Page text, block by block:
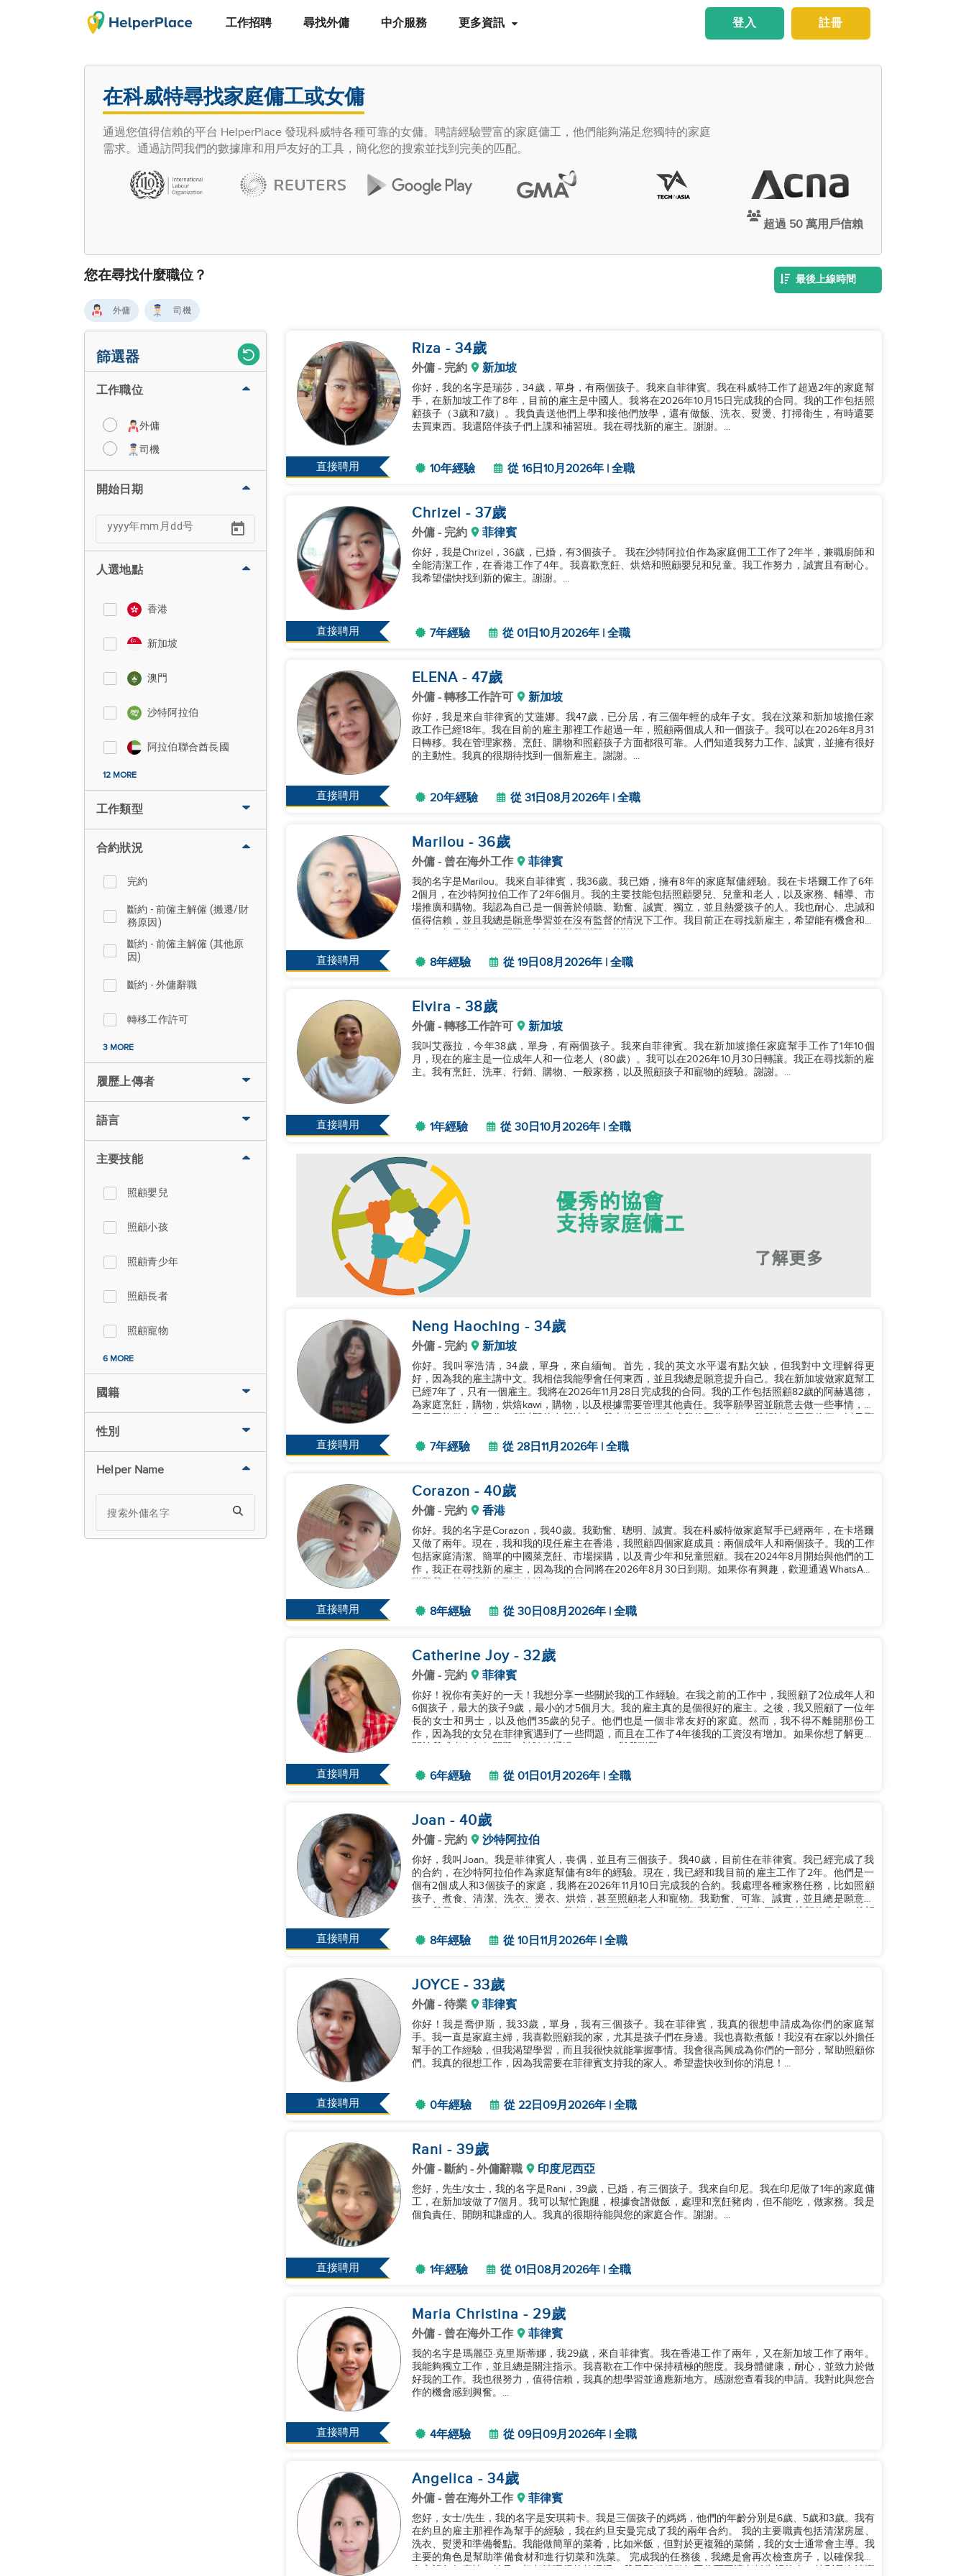
工作招聘 尋找外傭 中介服務 更多資訊 註冊
登入
在科威特尋找家庭傭工或女傭
通過您值得信賴的平台 HelperPlace 發現科威特各種可靠的女傭。聘請經驗豐富的家庭傭工，他們能夠滿足您獨特的家庭
需求。通過訪問我們的數據庫和用戶友好的工具，簡化您的搜索並找到完美的匹配。
超過 50 萬用戶信賴
您在尋找什麼職位？ 最後上線時間
外傭 司機
篩選器
工作職位
外傭
司機
開始日期
人選地點
香港
新加坡
澳門
沙特阿拉伯
阿拉伯聯合酋長國
12 MORE
工作類型
合約狀況
完約
斷約 - 前僱主解僱 (搬遷/財
務原因)
斷約 - 前僱主解僱 (其他原
因)
斷約 - 外傭辭職
轉移工作許可
3 MORE
履歷上傳者
語言
主要技能
照顧嬰兒
照顧小孩
照顧青少年
照顧長者
照顧寵物
6 MORE
國籍
性別
Helper Name
直接聘用
Riza - 34歲
外傭 - 完約 新加坡
你好，我的名字是瑞莎，34歲，單身，有兩個孩子。我來自菲律賓。我在科威特工作了超過2年的家庭幫
手，在新加坡工作了8年，目前的雇主是中國人。我将在2026年10月15日完成我的合同。我的工作包括照
顧孩子（3歲和7歲）。我負責送他們上學和接他們放學，還有做飯、洗衣、熨燙、打掃衛生，有時還要
去買東西。我還陪伴孩子們上課和補習班。我在尋找新的雇主。謝謝。...
10年經驗 從 16日10月2026年 | 全職
直接聘用
Chrizel - 37歲
外傭 - 完約 菲律賓
你好，我是Chrizel，36歲，已婚，有3個孩子。 我在沙特阿拉伯作為家庭佣工工作了2年半，兼職廚師和
全能清潔工作，在香港工作了4年。我喜歡烹飪、烘焙和照顧嬰兒和兒童。我工作努力，誠實且有耐心。
我希望儘快找到新的僱主。謝謝。...
7年經驗 從 01日10月2026年 | 全職
直接聘用
ELENA - 47歲
外傭 - 轉移工作許可 新加坡
你好，我是來自菲律賓的艾蓮娜。我47歲，已分居，有三個年輕的成年子女。我在汶萊和新加坡擔任家
政工作已經18年。我在目前的雇主那裡工作超過一年，照顧兩個成人和一個孩子。我可以在2026年8月31
日轉移。我在管理家務、烹飪、購物和照顧孩子方面都很可靠。人們知道我努力工作、誠實，並擁有很好
的主動性。我真的很期待找到一個新雇主。謝謝。...
20年經驗 從 31日08月2026年 | 全職
直接聘用
Marilou - 36歲
外傭 - 曾在海外工作 菲律賓
我的名字是Marilou。我來自菲律賓，我36歲。我已婚，擁有8年的家庭幫傭經驗。我在卡塔爾工作了6年
2個月，在沙特阿拉伯工作了2年6個月。我的主要技能包括照顧嬰兒、兒童和老人，以及家務、輔導、市
場推廣和購物。我認為自己是一個善於傾聽、勤奮、誠實、獨立，並且熱愛孩子的人。我也耐心、忠誠和
值得信賴，並且我總是願意學習並在沒有監督的情況下工作。我目前正在尋找新雇主，希望能有機會和您
8年經驗 從 19日08月2026年 | 全職
直接聘用
Elvira - 38歲
外傭 - 轉移工作許可 新加坡
我叫艾薇拉，今年38歲，單身，有兩個孩子。我來自菲律賓。我在新加坡擔任家庭幫手工作了1年10個
月，現在的雇主是一位成年人和一位老人（80歲）。我可以在2026年10月30日轉讓。我正在尋找新的雇
主。我有烹飪、洗車、行銷、購物、一般家務，以及照顧孩子和寵物的經驗。謝謝。...
1年經驗 從 30日10月2026年 | 全職
直接聘用
Neng Haoching - 34歲
外傭 - 完約 新加坡
你好。我叫寧浩清，34歲，單身，來自緬甸。首先，我的英文水平還有點欠缺，但我對中文理解得更
好，因為我的雇主講中文。我相信我能學會任何東西，並且我總是願意提升自己。我在新加坡做家庭幫工
已經7年了，只有一個雇主。我將在2026年11月28日完成我的合同。我的工作包括照顧82歲的阿赫邁德，
為家庭烹飪，購物，烘焙kawi，購物，以及根據需要管理其他責任。我寧願學習並願意去做一些事情，而
7年經驗 從 28日11月2026年 | 全職
直接聘用
Corazon - 40歲
外傭 - 完約 香港
你好。我的名字是Corazon，我40歲。我勤奮、聰明、誠實。我在科威特做家庭幫手已經兩年，在卡塔爾
又做了兩年。現在，我和我的現任雇主在香港，我照顧四個家庭成員：兩個成年人和兩個孩子。我的工作
包括家庭清潔、簡單的中國菜烹飪、市場採購，以及青少年和兒童照顧。我在2024年8月開始與他們的工
作，我正在尋找新的雇主，因為我的合同將在2026年8月30日到期。如果你有興趣，歡迎通過WhatsApp
8年經驗 從 30日08月2026年 | 全職
直接聘用
Catherine Joy - 32歲
外傭 - 完約 菲律賓
你好！祝你有美好的一天！我想分享一些關於我的工作經驗。在我之前的工作中，我照顧了2位成年人和
6個孩子，最大的孩子9歲，最小的才5個月大。我的雇主真的是個很好的雇主。之後，我又照顧了一位年
長的女士和男士，以及他們35歲的兒子。他們也是一個非常友好的家庭。然而，我不得不離開那份工
作，因為我的女兒在菲律賓遇到了一些問題，而且在工作了4年後我的工資沒有增加。如果你想了解更多
6年經驗 從 01日01月2026年 | 全職
直接聘用
Joan - 40歲
外傭 - 完約 沙特阿拉伯
你好，我叫Joan。我是菲律賓人，喪偶，並且有三個孩子。我40歲，目前住在菲律賓。我已經完成了我
的合約，在沙特阿拉伯作為家庭幫傭有8年的經驗。現在，我已經和我目前的雇主工作了2年。他們是一
個有2個成人和3個孩子的家庭，我將在2026年11月10日完成我的合約。我處理各種家務任務，比如照顧
孩子、煮食、清潔、洗衣、燙衣、烘焙，甚至照顧老人和寵物。我勤奮、可靠、誠實，並且總是願意學
8年經驗 從 10日11月2026年 | 全職
直接聘用
JOYCE - 33歲
外傭 - 待業 菲律賓
你好！我是喬伊斯，我33歲，單身，我有三個孩子。我在菲律賓，我真的很想申請成為你們的家庭幫
手。我一直是家庭主婦，我喜歡照顧我的家，尤其是孩子們在身邊。我也喜歡煮飯！我沒有在家以外擔任
幫手的工作經驗，但我渴望學習，而且我很快就能掌握事情。我會很高興成為你們的一部分，幫助照顧你
們。我真的很想工作，因為我需要在菲律賓支持我的家人。希望盡快收到你的消息！...
0年經驗 從 22日09月2026年 | 全職
直接聘用
Rani - 39歲
外傭 - 斷約 - 外傭辭職 印度尼西亞
您好，先生/女士，我的名字是Rani，39歲，已婚，有三個孩子。我來自印尼。我在印尼做了1年的家庭傭
工，在新加坡做了7個月。我可以幫忙跑腿，根據食譜做飯，處理和烹飪豬肉，但不能吃，做家務。我是
個負責任、開朗和謙虛的人。我真的很期待能與您的家庭合作。謝謝。...
1年經驗 從 01日08月2026年 | 全職
直接聘用
Maria Christina - 29歲
外傭 - 曾在海外工作 菲律賓
我的名字是瑪麗亞·克里斯蒂娜，我29歲，來自菲律賓。我在香港工作了兩年，又在新加坡工作了兩年。
我能夠獨立工作，並且總是關注指示。我喜歡在工作中保持積極的態度。我身體健康，耐心，並致力於做
好我的工作。我也很努力，值得信賴，我真的想學習並適應新地方。感謝您查看我的申請。我對此與您合
作的機會感到興奮。...
4年經驗 從 09日09月2026年 | 全職
Angelica - 34歲
外傭 - 曾在海外工作 菲律賓
您好，女士/先生，我的名字是安琪莉卡。我是三個孩子的媽媽，他們的年齡分別是6歲、5歲和3歲。我有
在約旦的雇主那裡作為幫手的經驗，我在約旦安曼完成了我的兩年合約。 我的主要職責包括清潔房屋、
洗衣、熨燙和準備餐點。我能做簡單的菜肴，比如米飯，但對於更複雜的菜餚，我的女士通常會主導。我
主要的角色是幫助準備食材和進行切菜和洗菜。 完成我的任務後，我總是會再次檢查房子，以確保我沒